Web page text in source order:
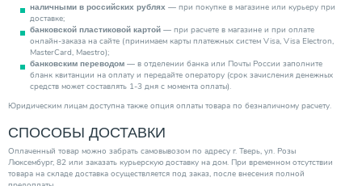
наличными в российских рублях — при покупке в магазине или курьеру при
доставке;
банковской пластиковой картой — при расчете в магазине и при оплате
онлайн-заказа на сайте (принимаем карты платежных систем Visa, Visa Electron,
MasterCard, Maestro);
банковским переводом — в отделении банка или Почты России заполните
бланк квитанции на оплату и передайте оператору (срок зачисления денежных
средств может составлять 1-3 дня с момента оплаты).
Юридическим лицам доступна также опция оплаты товара по безналичному расчету.
СПОСОБЫ ДОСТАВКИ
Оплаченный товар можно забрать самовывозом по адресу г. Тверь, ул. Розы
Люксембург, 82 или заказать курьерскую доставку на дом. При временном отсутствии
товара на складе доставка осуществляется под заказ, после внесения полной